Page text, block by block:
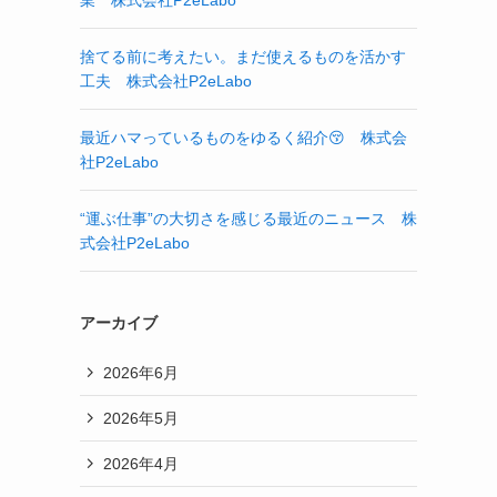
捨てる前に考えたい。まだ使えるものを活かす
工夫 株式会社P2eLabo
最近ハマっているものをゆるく紹介😚 株式会
社P2eLabo
“運ぶ仕事”の大切さを感じる最近のニュース 株
式会社P2eLabo
アーカイブ
2026年6月
2026年5月
2026年4月